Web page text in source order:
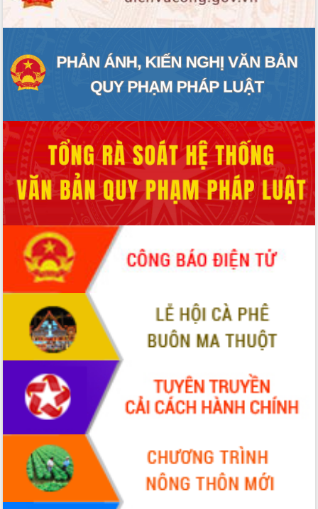
Lắk
HĐND tỉnh thông qua điều chỉnh Quy
hoạch tỉnh thời kỳ 2021-2030
Hội thảo góp ý hồ sơ điều chỉnh quy
tầm nhìn đến năm 2050
Nâng cao hiệu quả hoạt động của các
doanh nghiệp nhà nước
Hội nghị triển khai kết nối mạng
truyền số liệu chuyên dùng phục vụ cơ
quan Đảng, Nhà nước
Lễ phát động chuỗi hoạt động chung
tay làm sạch môi trường
Xã Ea Kar bước chuyển mình trong
công tác cải cách hành chính mô hình
UBND tỉnh họp báo định kỳ tháng 4
năm 2026
Hội thảo khoa học “Giải pháp thúc đẩy
phát triển nền kinh tế xanh tại tỉnh
Đắk Lắk”
Tăng cường giám sát, đôn đốc thực
hiện nhiệm vụ quản lý tài sản công
hàng tuần
Tháo gỡ những vướng mắc, đẩy mạnh
công tác cải cách thủ tục hành chính
tại Trung tâm Phục vụ hành chính
công tỉnh
Đắk Lắk: Tôn vinh 46 giải pháp tại Hội
thi Sáng tạo Kỹ thuật 2024 - 2025